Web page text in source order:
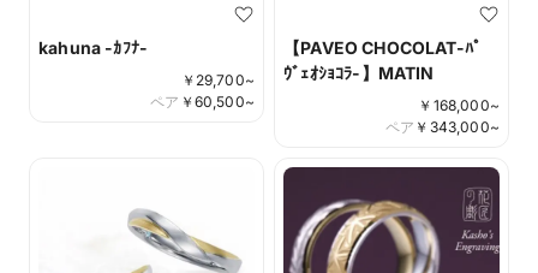
kahuna -ｶﾌﾅ-
￥ 29,700~
￥ 60,500~
ペア
【PAVEO CHOCOLAT-ﾊﾟ
ｳﾞｪｵｼｮｺﾗ-】MATIN
￥ 168,000~
￥ 343,000~
ペア